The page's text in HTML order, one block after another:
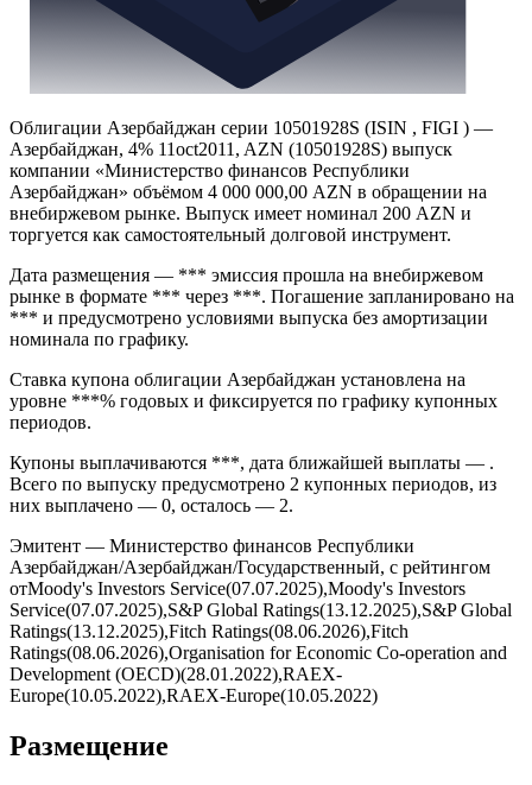
Облигации Азербайджан серии 10501928S (ISIN , FIGI ) —
Азербайджан, 4% 11oct2011, AZN (10501928S) выпуск
компании «Министерство финансов Республики
Азербайджан» объёмом 4 000 000,00 AZN в обращении на
внебиржевом рынке. Выпуск имеет номинал 200 AZN и
торгуется как самостоятельный долговой инструмент.
Дата размещения — *** эмиссия прошла на внебиржевом
рынке в формате *** через ***. Погашение запланировано на
*** и предусмотрено условиями выпуска без амортизации
номинала по графику.
Ставка купона облигации Азербайджан установлена на
уровне ***% годовых и фиксируется по графику купонных
периодов.
Купоны выплачиваются ***, дата ближайшей выплаты — .
Всего по выпуску предусмотрено 2 купонных периодов, из
них выплачено — 0, осталось — 2.
Эмитент — Министерство финансов Республики
Азербайджан/Азербайджан/Государственный, с рейтингом
отMoody's Investors Service(07.07.2025),Moody's Investors
Service(07.07.2025),S&P Global Ratings(13.12.2025),S&P Global
Ratings(13.12.2025),Fitch Ratings(08.06.2026),Fitch
Ratings(08.06.2026),Organisation for Economic Co-operation and
Development (OECD)(28.01.2022),RAEX-
Europe(10.05.2022),RAEX-Europe(10.05.2022)
Размещение